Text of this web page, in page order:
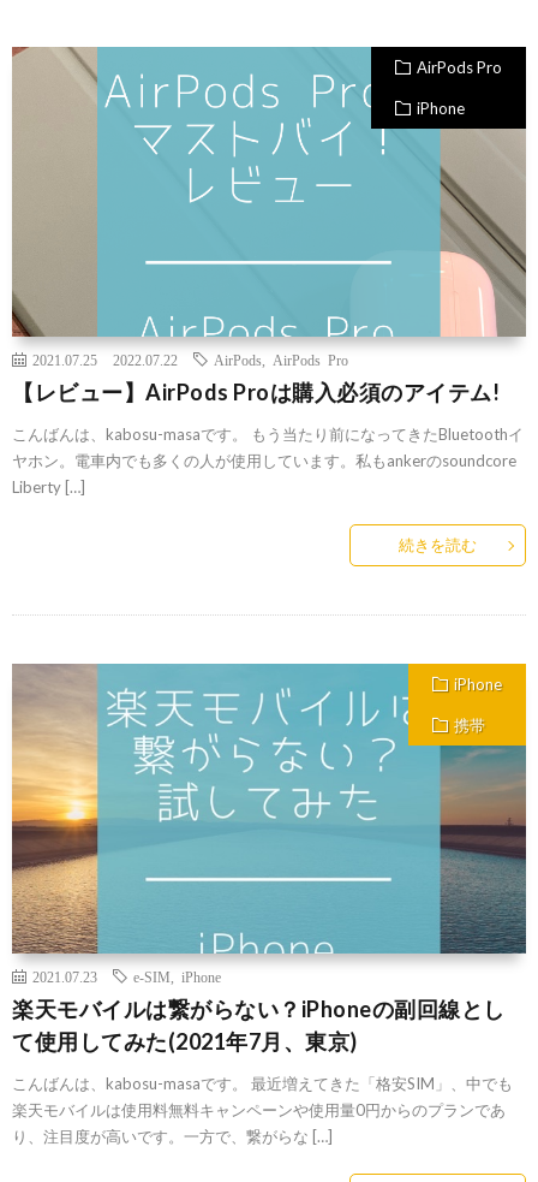
AirPods Pro
iPhone
2021.07.25 2022.07.22 AirPods AirPods Pro
【レビュー】AirPods Proは購入必須のアイテム!
こんばんは、kabosu-masaです。 もう当たり前になってきたBluetoothイ
ヤホン。電車内でも多くの人が使用しています。私もankerのsoundcore
Liberty […]
続きを読む
iPhone
携帯
2021.07.23 e-SIM iPhone
楽天モバイルは繋がらない？iPhoneの副回線とし
て使用してみた(2021年7月、東京)
こんばんは、kabosu-masaです。 最近増えてきた「格安SIM」、中でも
楽天モバイルは使用料無料キャンペーンや使用量0円からのプランであ
り、注目度が高いです。一方で、繋がらな […]